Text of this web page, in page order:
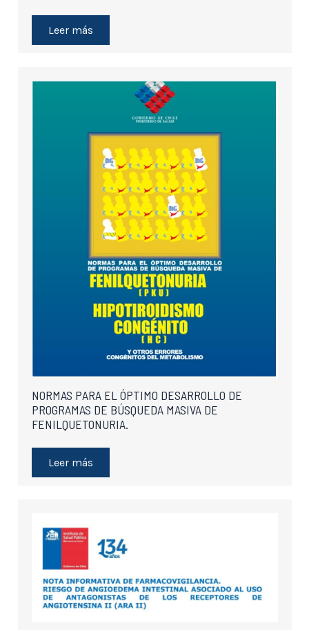
Leer más
NORMAS PARA EL ÓPTIMO DESARROLLO DE
PROGRAMAS DE BÚSQUEDA MASIVA DE
FENILQUETONURIA.
Leer más